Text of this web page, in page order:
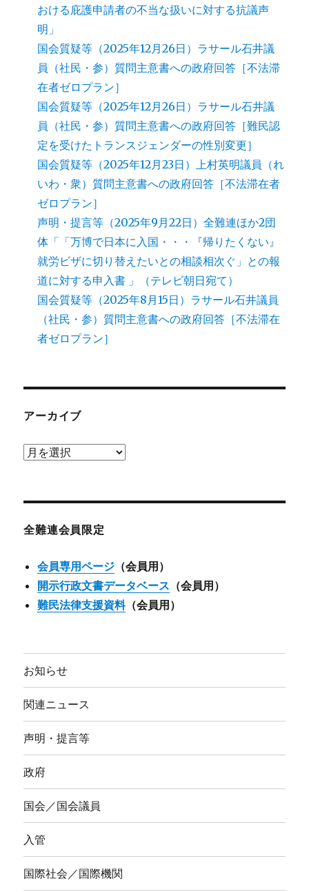
おける庇護申請者の不当な扱いに対する抗議声
明」
国会質疑等（2025年12月26日）ラサール石井議
員（社民・参）質問主意書への政府回答［不法滞
在者ゼロプラン］
国会質疑等（2025年12月26日）ラサール石井議
員（社民・参）質問主意書への政府回答［難民認
定を受けたトランスジェンダーの性別変更］
国会質疑等（2025年12月23日）上村英明議員（れ
いわ・衆）質問主意書への政府回答［不法滞在者
ゼロプラン］
声明・提言等（2025年9月22日）全難連ほか2団
体「「万博で日本に入国・・・『帰りたくない』
就労ビザに切り替えたいとの相談相次ぐ」との報
道に対する申入書 」（テレビ朝日宛て）
国会質疑等（2025年8月15日）ラサール石井議員
（社民・参）質問主意書への政府回答［不法滞在
者ゼロプラン］
アーカイブ
ア
ブ
全難連会員限定
会員専用ページ （会員用）
開示行政文書データベース （会員用）
難民法律支援資料（会員用）
お知らせ
関連ニュース
声明・提言等
政府
国会／国会議員
入管
国際社会／国際機関